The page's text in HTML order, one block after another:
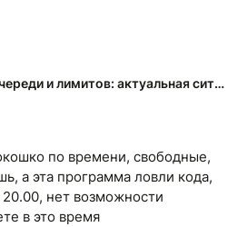
Где заправиться без очереди и лимитов: актуальная ситуация на АЗС Якутска
по времени, свободные,
а эта программа ловли кода,
20.00, нет возможности
в это время